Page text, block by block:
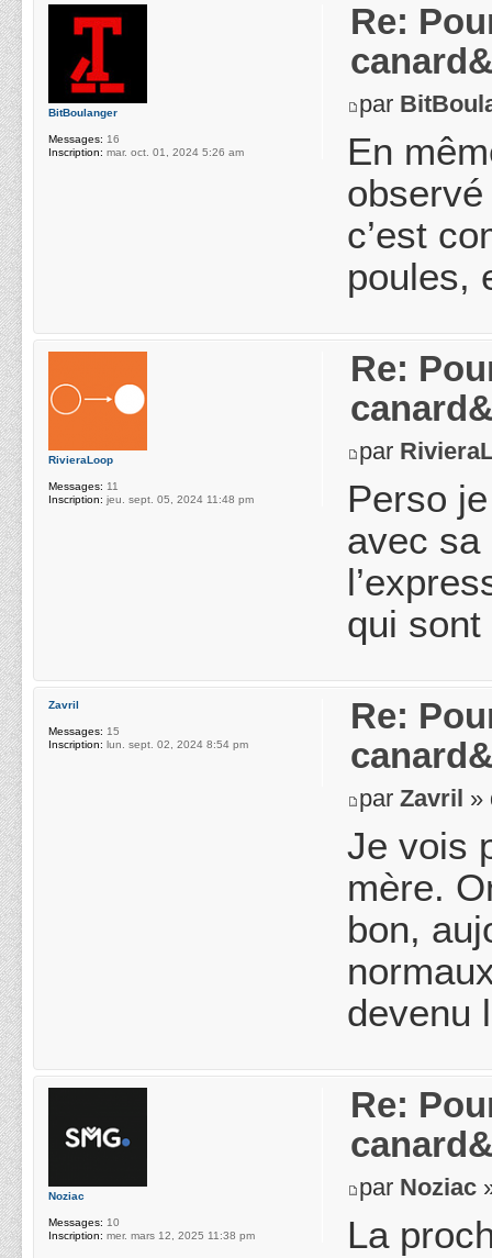
Re:
par
En
c’est
poules,
BitBoulanger
Messages: 16
Inscription: mar. oct. 01, 2024 5:26 am
Re:
par
Perso
avec sa
qui
RivieraLoop
Messages: 11
Inscription: jeu. sept. 05, 2024 11:48 pm
Re:
parZavril »
Je vois
mère.
bon,
devenu
Zavril
Messages: 15
Inscription: lun. sept. 02, 2024 8:54 pm
Re:
par Noziac
La
Noziac
Messages: 10
Inscription: mer. mars 12, 2025 11:38 pm